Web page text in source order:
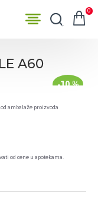
0
A60
-10 %
ambalaže proizvoda
od cene u apotekama.